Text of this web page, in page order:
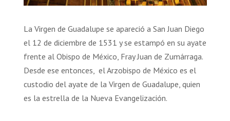
La Virgen de Guadalupe se apareció a San Juan Diego
el 12 de diciembre de 1531 y se estampó en su ayate
frente al Obispo de México, Fray Juan de Zumárraga.
Desde ese entonces, el Arzobispo de México es el
custodio del ayate de la Virgen de Guadalupe, quien
es la estrella de la Nueva Evangelización.